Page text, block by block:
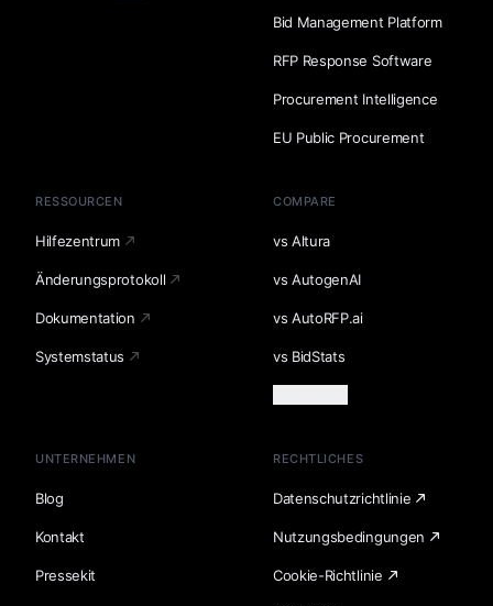
Bid Management Platform
RFP Response Software
Procurement Intelligence
EU Public Procurement
RESSOURCEN
Hilfezentrum
Änderungsprotokoll
Dokumentation
Systemstatus
COMPARE
vs Altura
vs AutogenAI
vs AutoRFP.ai
vs BidStats
UNTERNEHMEN
Blog
Kontakt
Pressekit
RECHTLICHES
Datenschutzrichtlinie
Nutzungsbedingungen
Cookie-Richtlinie